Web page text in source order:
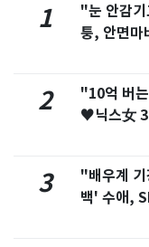
1
"눈 안감
퉁, 안면마
2
"10억 버
♥닉스女
3
"배우계
백' 수애,